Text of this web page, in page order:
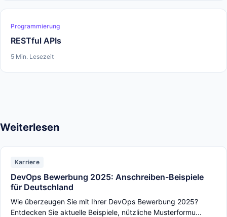
Programmierung
RESTful APIs
5 Min. Lesezeit
Weiterlesen
Karriere
DevOps Bewerbung 2025: Anschreiben-Beispiele
für Deutschland
Wie überzeugen Sie mit Ihrer DevOps Bewerbung 2025?
Entdecken Sie aktuelle Beispiele, nützliche Musterformu...